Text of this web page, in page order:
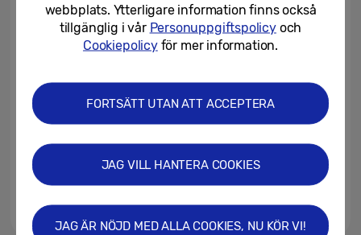
02/03/2026
Samsung utökar
27/02/2026
webbplats. Ytterligare information finns också
tillgänglig i vår Personuppgiftspolicyoch
Cookiepolicyför mer information.
FORTSÄTT UTAN ATT ACCEPTERA
JAG VILL HANTERA COOKIES
JAG ÄR NÖJD MED ALLA COOKIES, NU KÖR VI!